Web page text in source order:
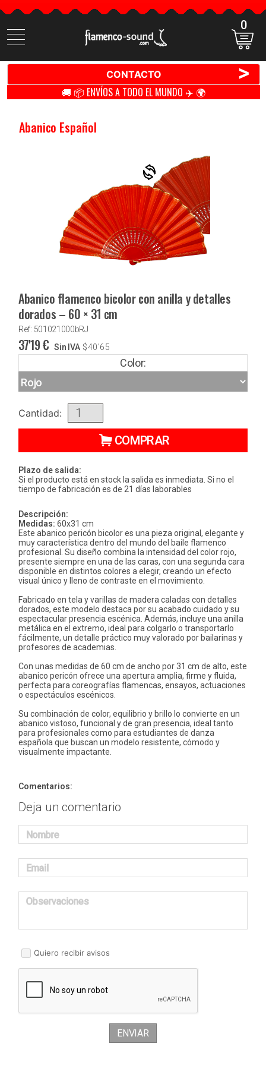
Buscar
productos
0
CONTACTO >
🚚 📦 ENVÍOS A TODO EL MUNDO ✈️ 🌍
Abanico Español
Abanico flamenco bicolor con anilla y detalles
dorados – 60 × 31 cm
Ref: 501021000bRJ
37'19€ Sin IVA $40'65
Color:
Cantidad:
COMPRAR
Plazo de salida:
Si el producto está en stock la salida es inmediata. Si no el
tiempo de fabricación es de 21 días laborables
Descripción:
Medidas: 60x31 cm
Este abanico pericón bicolor es una pieza original, elegante y
muy característica dentro del mundo del baile flamenco
profesional. Su diseño combina la intensidad del color rojo,
presente siempre en una de las caras, con una segunda cara
disponible en distintos colores a elegir, creando un efecto
visual único y lleno de contraste en el movimiento.
Fabricado en tela y varillas de madera caladas con detalles
dorados, este modelo destaca por su acabado cuidado y su
espectacular presencia escénica. Además, incluye una anilla
metálica en el extremo, ideal para colgarlo o transportarlo
fácilmente, un detalle práctico muy valorado por bailarinas y
profesores de academias.
Con unas medidas de 60 cm de ancho por 31 cm de alto, este
abanico pericón ofrece una apertura amplia, firme y fluida,
perfecta para coreografías flamencas, ensayos, actuaciones
o espectáculos escénicos.
Su combinación de color, equilibrio y brillo lo convierte en un
abanico vistoso, funcional y de gran presencia, ideal tanto
para profesionales como para estudiantes de danza
española que buscan un modelo resistente, cómodo y
visualmente impactante.
Comentarios:
Deja un comentario
Nombre
Email
Observaciones
Quiero recibir avisos
ENVIAR